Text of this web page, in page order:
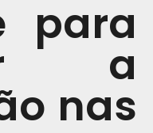
para
a
nas